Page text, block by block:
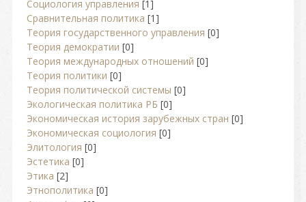
Социология управления [1]
Сравнительная политика [1]
Теория государственного управления [0]
Теория демократии [0]
Теория международных отношений [0]
Теория политики [0]
Теория политической системы [0]
Экологическая политика РБ [0]
Экономическая история зарубежных стран [0]
Экономическая социология [0]
Элитология [0]
Эстетика [0]
Этика [2]
Этнополитика [0]